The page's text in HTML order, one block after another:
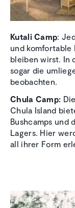
Kutali Camp:
und komfortable
bleiben wirst. In
sogar die
beobachten.
Chula Camp:
Chula Island
Bushcamps und
Lagers. Hier
all ihrer Form